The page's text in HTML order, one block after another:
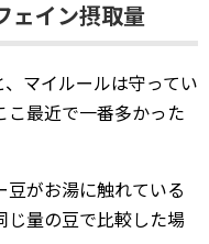
ェイン摂取量
マイルールは守ってい
こ最近で一番多かった
がお湯に触れている
量の豆で比較した場